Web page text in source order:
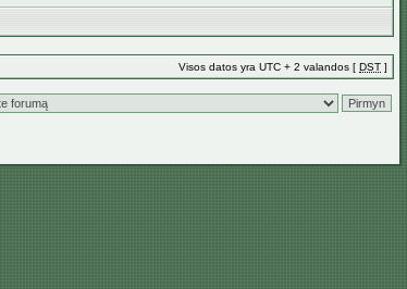
Visos datos yra UTC + 2 valandos [ DST ]